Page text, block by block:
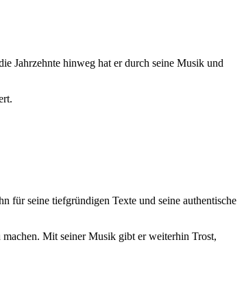
Jahrzehnte hinweg hat er durch seine Musik und
für seine tiefgründigen Texte und seine authentische
Mit seiner Musik gibt er weiterhin Trost,